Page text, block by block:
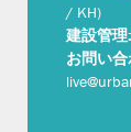
/ KH)
建設管理:
お問い